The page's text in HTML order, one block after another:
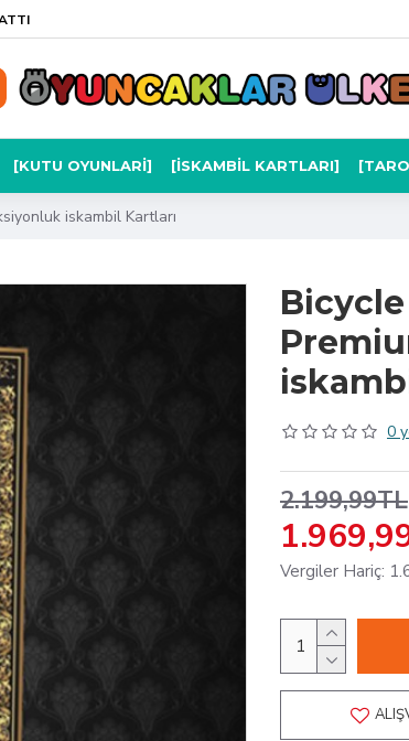
[KUTU OYUNLARI] [İSKAMBIL KARTLARI]
iskambil Kartları
0
2.199,99TL
Vergiler Hariç: